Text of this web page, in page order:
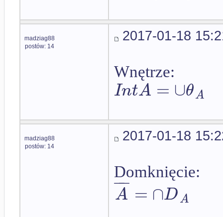
madziag88
postów: 14
2017-01-18
Wnętrze:
IntA = ∪θA
madziag88
postów: 14
2017-01-18
Domknięcie:
A
−
−= ∩DA